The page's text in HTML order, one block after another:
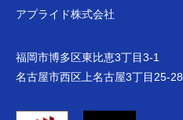
アプライド株式会社
福岡市博多区東比恵3丁目3-1
名古屋市西区上名古屋3丁目25-28